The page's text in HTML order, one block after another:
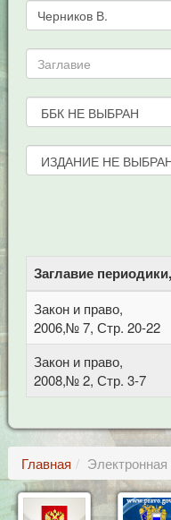
Заглавие
Закон и право,
2006,№ 7, Стр. 20-22
Закон и право,
2008,№ 2, Стр. 3-7
Главная Электронная